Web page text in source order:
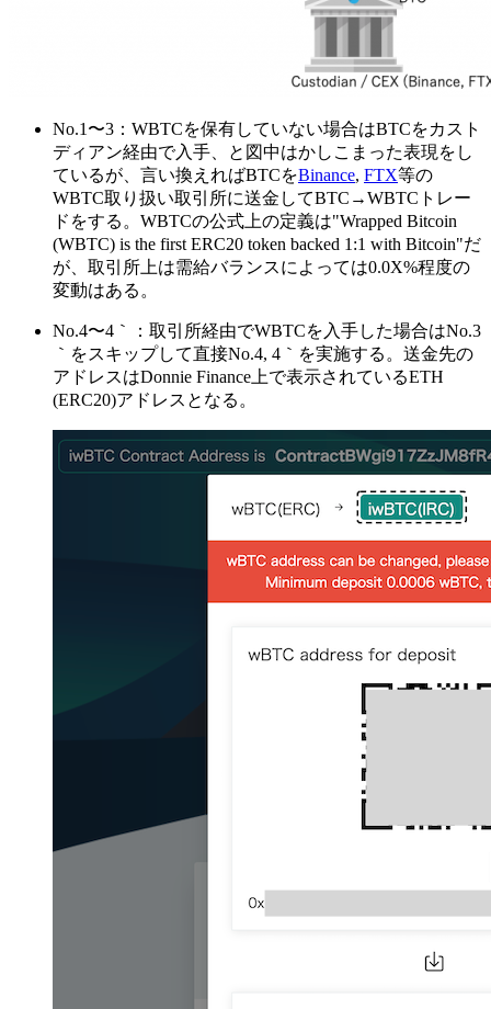
No.1〜3：WBTCを保有していない場合はBTCをカスト
ディアン経由で入手、と図中はかしこまった表現をし
ているが、言い換えればBTCをBinance, FTX等の
WBTC取り扱い取引所に送金してBTC→WBTCトレー
ドをする。WBTCの公式上の定義は"Wrapped Bitcoin
(WBTC) is the first ERC20 token backed 1:1 with Bitcoin"だ
が、取引所上は需給バランスによっては0.0X%程度の
変動はある。
No.4〜4｀：取引所経由でWBTCを入手した場合はNo.3
｀をスキップして直接No.4, 4｀を実施する。送金先の
アドレスはDonnie Finance上で表示されているETH
(ERC20)アドレスとなる。